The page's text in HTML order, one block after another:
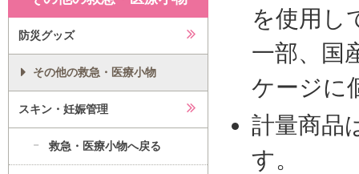
防災グッズ
その他の救急・医療小物
スキン・妊娠管理
救急・医療小物へ戻る
を使用し
一部、国
ケージに
計量商品
す。